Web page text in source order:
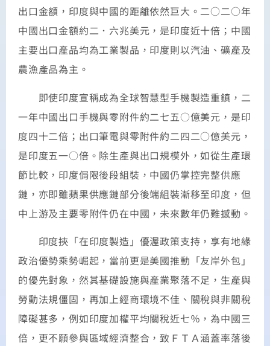
出口金額，印度與中國的距離依然巨大。二○二○年
中國出口金額約二．六兆美元，是印度近十倍；中國
主要出口產品均為工業製品，印度則以汽油、礦產及
農漁產品為主。
即使印度宣稱成為全球智慧型手機製造重鎮，二
一年中國出口手機與零附件約二七五○億美元，是印
度四十二倍；出口筆電與零附件約二四二○億美元，
是印度五一○倍。除生產與出口規模外，如從生產環
節比較，印度侷限後段組裝，中國仍掌控完整供應
鏈，亦即雖蘋果供應鏈部分後端組裝漸移至印度，但
中上游及主要零附件仍在中國，未來數年仍難撼動。
印度挾「在印度製造」優渥政策支持，享有地緣
政治優勢乘勢崛起，當前更是美國推動「友岸外包」
的優先對象，然其基礎設施與產業聚落不足，生產與
勞動法規僵固，再加上經商環境不佳、關稅與非關稅
障礙甚多，例如印度加權平均關稅近七％，為中國三
倍，更不願參與區域經濟整合，致ＦＴＡ涵蓋率落後